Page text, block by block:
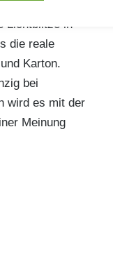
Lichtblitze in
die reale
Karton.
bei
wird es mit der
Meinung